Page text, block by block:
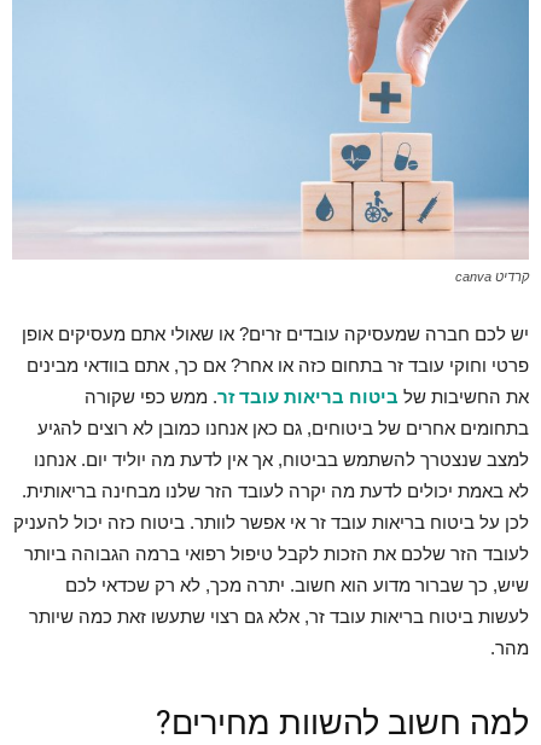
קרדיט canva
יש לכם חברה שמעסיקה עובדים זרים? או שאולי אתם מעסיקים אופן
פרטי וחוקי עובד זר בתחום כזה או אחר? אם כך, אתם בוודאי מבינים
את החשיבות של ביטוח בריאות עובד זר. ממש כפי שקורה
בתחומים אחרים של ביטוחים, גם כאן אנחנו כמובן לא רוצים להגיע
למצב שנצטרך להשתמש בביטוח, אך אין לדעת מה יוליד יום. אנחנו
לא באמת יכולים לדעת מה יקרה לעובד הזר שלנו מבחינה בריאותית.
לכן על ביטוח בריאות עובד זר אי אפשר לוותר. ביטוח כזה יכול להעניק
לעובד הזר שלכם את הזכות לקבל טיפול רפואי ברמה הגבוהה ביותר
שיש, כך שברור מדוע הוא חשוב. יתרה מכך, לא רק שכדאי לכם
לעשות ביטוח בריאות עובד זר, אלא גם רצוי שתעשו זאת כמה שיותר
מהר.
למה חשוב להשוות מחירים?